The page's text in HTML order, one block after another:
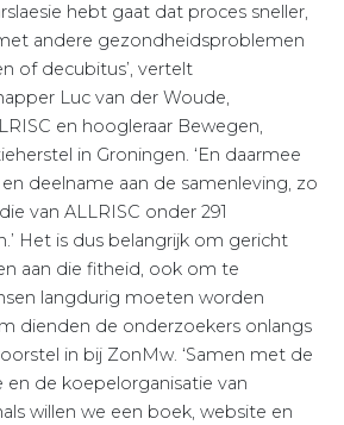
hebt gaat dat proces sneller,
andere gezondheidsproblemen
of decubitus’, vertelt
Luc van der Woude,
en hoogleraar Bewegen,
in Groningen. ‘En daarmee
deelname aan de samenleving, zo
van ALLRISC onder 291
Het is dus belangrijk om gericht
aan die fitheid, ook om te
langdurig moeten worden
dienden de onderzoekers onlangs
in bij ZonMw. ‘Samen met de
de koepelorganisatie van
willen we een boek, website en